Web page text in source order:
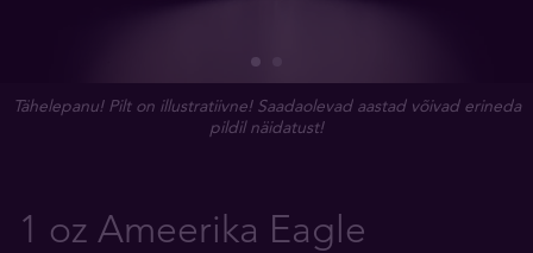
Tähelepanu! Pilt on illustratiivne! Saadaolevad aastad võivad erineda
pildil näidatust!
1 oz Ameerika Eagle